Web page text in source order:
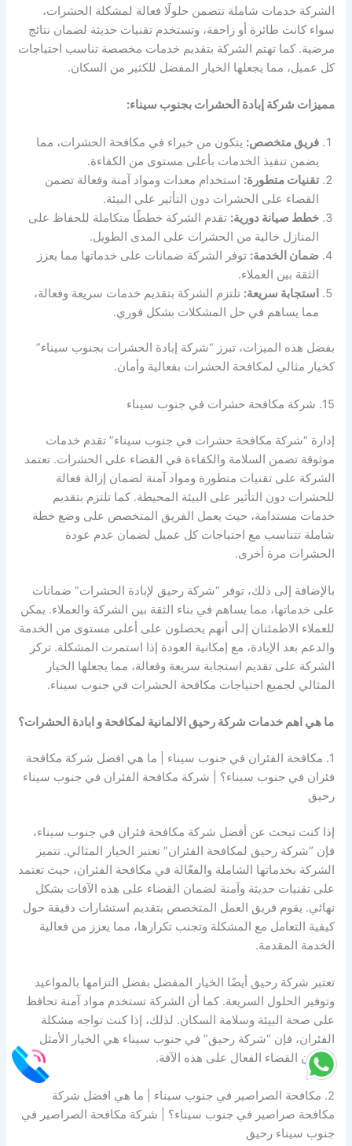
الشركة خدمات شاملة تتضمن حلولًا فعالة لمشكلة الحشرات،
سواء كانت طائرة أو زاحفة، وتستخدم تقنيات حديثة لضمان نتائج
مرضية. كما تهتم الشركة بتقديم خدمات مخصصة تناسب احتياجات
كل عميل، مما يجعلها الخيار المفضل للكثير من السكان.
مميزات شركة إبادة الحشرات بجنوب سيناء:
فريق متخصص: يتكون من خبراء في مكافحة الحشرات، مما
يضمن تنفيذ الخدمات بأعلى مستوى من الكفاءة.
تقنيات متطورة: استخدام معدات ومواد آمنة وفعالة تضمن
القضاء على الحشرات دون التأثير على البيئة.
خطط صيانة دورية: تقدم الشركة خططًا متكاملة للحفاظ على
المنازل خالية من الحشرات على المدى الطويل.
ضمان الخدمة: توفر الشركة ضمانات على خدماتها مما يعزز
الثقة بين العملاء.
استجابة سريعة: تلتزم الشركة بتقديم خدمات سريعة وفعالة،
مما يساهم في حل المشكلات بشكل فوري.
بفضل هذه الميزات، تبرز “شركة إبادة الحشرات بجنوب سيناء”
كخيار مثالي لمكافحة الحشرات بفعالية وأمان.
15. شركة مكافحة حشرات في جنوب سيناء
إدارة “شركة مكافحة حشرات في جنوب سيناء” تقدم خدمات
موثوقة تضمن السلامة والكفاءة في القضاء على الحشرات. تعتمد
الشركة على تقنيات متطورة ومواد آمنة لضمان إزالة فعالة
للحشرات دون التأثير على البيئة المحيطة. كما تلتزم بتقديم
خدمات مستدامة، حيث يعمل الفريق المتخصص على وضع خطة
شاملة تتناسب مع احتياجات كل عميل لضمان عدم عودة
الحشرات مرة أخرى.
بالإضافة إلى ذلك، توفر “شركة رحيق لإبادة الحشرات” ضمانات
على خدماتها، مما يساهم في بناء الثقة بين الشركة والعملاء. يمكن
للعملاء الاطمئنان إلى أنهم يحصلون على أعلى مستوى من الخدمة
والدعم بعد الإبادة، مع إمكانية العودة إذا استمرت المشكلة. تركز
الشركة على تقديم استجابة سريعة وفعالة، مما يجعلها الخيار
المثالي لجميع احتياجات مكافحة الحشرات في جنوب سيناء.
ما هي اهم خدمات شركة رحيق الالمانية لمكافحة و ابادة الحشرات؟
1. مكافحة الفئران في جنوب سيناء | ما هي افضل شركة مكافحة
فئران في جنوب سيناء؟ | شركة مكافحة الفئران في جنوب سيناء
رحيق
إذا كنت تبحث عن أفضل شركة مكافحة فئران في جنوب سيناء،
فإن “شركة رحيق لمكافحة الفئران” تعتبر الخيار المثالي. تتميز
الشركة بخدماتها الشاملة والفعّالة في مكافحة الفئران، حيث تعتمد
على تقنيات حديثة وآمنة لضمان القضاء على هذه الآفات بشكل
نهائي. يقوم فريق العمل المتخصص بتقديم استشارات دقيقة حول
كيفية التعامل مع المشكلة وتجنب تكرارها، مما يعزز من فعالية
الخدمة المقدمة.
تعتبر شركة رحيق أيضًا الخيار المفضل بفضل التزامها بالمواعيد
وتوفير الحلول السريعة. كما أن الشركة تستخدم مواد آمنة تحافظ
على صحة البيئة وسلامة السكان. لذلك، إذا كنت تواجه مشكلة
الفئران، فإن “شركة رحيق” في جنوب سيناء هي الخيار الأمثل
لضمان القضاء الفعال على هذه الآفة.
2. مكافحة الصراصير في جنوب سيناء | ما هي افضل شركة
مكافحة صراصير في جنوب سيناء؟ | شركة مكافحة الصراصير في
جنوب سيناء رحيق